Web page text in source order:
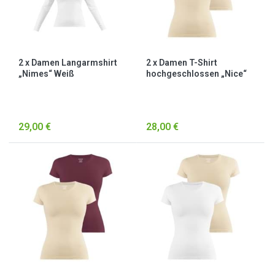
2 x Damen Langarmshirt
„Nimes“ Weiß
29,00 €
2 x Damen T-Shirt
hochgeschlossen „Nice“
28,00 €